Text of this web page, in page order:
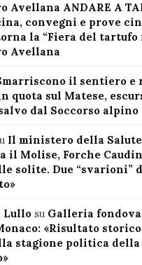
Avellana ANDARE A
convegni e prove
la “Fiera del tartufo
Avellana
il sentiero e
quota sul Matese,
dal Soccorso alpino
Il ministero della Salute
il Molise, Forche
solite. Due “svarioni”
Lullosu Galleria
«Risultato
stagione politica